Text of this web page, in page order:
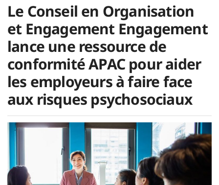
Le Conseil en Organisation
et Engagement Engagement
lance une ressource de
conformité APAC pour aider
les employeurs à faire face
aux risques psychosociaux